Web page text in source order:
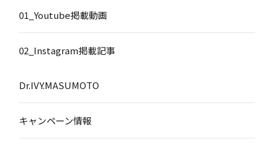
01_Youtube掲載動画
02_Instagram掲載記事
Dr.IVY.MASUMOTO
キャンペーン情報